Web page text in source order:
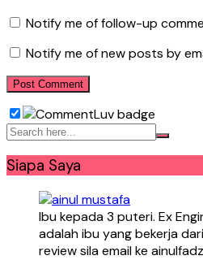
Notify me of follow-up
Notify me of new posts by
Siapa Saya
Ibu kepada 3 puteri. Ex
adalah ibu yang bekerja
review sila email ke